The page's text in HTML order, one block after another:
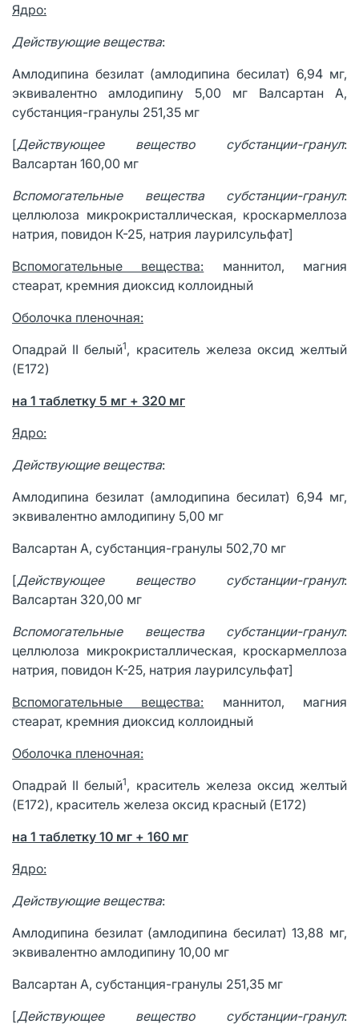
Ядро:
Действующие вещества:
Амлодипина безилат (амлодипина бесилат) 6,94 мг,
эквивалентно амлодипину 5,00 мг Валсартан А,
субстанция-гранулы 251,35 мг
[Действующее вещество субстанции-гранул:
Валсартан 160,00 мг
Вспомогательные вещества субстанции-гранул:
целлюлоза микрокристаллическая, кроскармеллоза
натрия, повидон К-25, натрия лаурилсульфат]
Вспомогательные вещества: маннитол, магния
стеарат, кремния диоксид коллоидный
Оболочка пленочная:
Опадрай II белый1, краситель железа оксид желтый
(E172)
на 1 таблетку 5 мг + 320 мг
Ядро:
Действующие вещества:
Амлодипина безилат (амлодипина бесилат) 6,94 мг,
эквивалентно амлодипину 5,00 мг
Валсартан А, субстанция-гранулы 502,70 мг
[Действующее вещество субстанции-гранул:
Валсартан 320,00 мг
Вспомогательные вещества субстанции-гранул:
целлюлоза микрокристаллическая, кроскармеллоза
натрия, повидон К-25, натрия лаурилсульфат]
Вспомогательные вещества: маннитол, магния
стеарат, кремния диоксид коллоидный
Оболочка пленочная:
Опадрай II белый1, краситель железа оксид желтый
(E172), краситель железа оксид красный (E172)
на 1 таблетку 10 мг + 160 мг
Ядро:
Действующие вещества:
Амлодипина безилат (амлодипина бесилат) 13,88 мг,
эквивалентно амлодипину 10,00 мг
Валсартан А, субстанция-гранулы 251,35 мг
[Действующее вещество субстанции-гранул: